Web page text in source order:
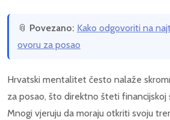
📎 Povezano: Kako odgovoriti na
ovoru za posao
Hrvatski mentalitet često nalaže
za posao, što direktno šteti financijskoj
Mnogi vjeruju da moraju otkriti svoju